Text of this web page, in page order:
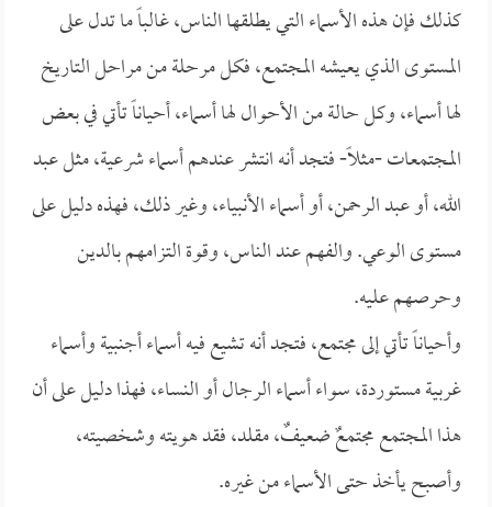
كذلك فإن هذه الأسماء التي يطلقها الناس، غالباً ما تدل على
المستوى الذي يعيشه المجتمع، فكل مرحلة من مراحل التاريخ
لها أسماء، وكل حالة من الأحوال لها أسماء، أحياناً تأتي في بعض
المجتمعات -مثلاً- فتجد أنه انتشر عندهم أسماء شرعية، مثل عبد
الله، أو عبد الرحمن، أو أسماء الأنبياء، وغير ذلك، فهذه دليل على
مستوى الوعي. والفهم عند الناس، وقوة التزامهم بالدين
وحرصهم عليه.
وأحياناً تأتي إلى مجتمع، فتجد أنه تشيع فيه أسماء أجنبية وأسماء
غربية مستوردة، سواء أسماء الرجال أو النساء، فهذا دليل على أن
هذا المجتمع مجتمعٌ ضعيفٌ، مقلد، فقد هويته وشخصيته،
وأصبح يأخذ حتى الأسماء من غيره.